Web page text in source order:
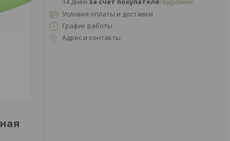
Подробнее
Условия оплаты и доставки
График работы
Адрес и контакты